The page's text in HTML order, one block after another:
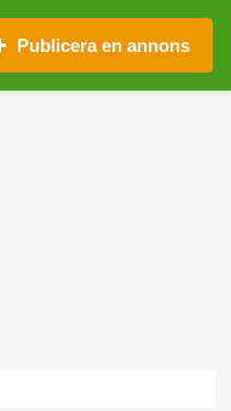
Publicera en annons